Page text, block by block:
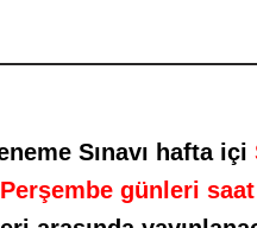
Sınavı hafta içi
günleri